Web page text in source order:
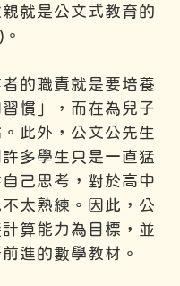
就是公文式教育的
的職責就是要培養
慣」，而在為兒子
此外，公文公先生
多學生只是一直猛
己思考，對於高中
太熟練。因此，公
算能力為目標，並
進的數學教材。